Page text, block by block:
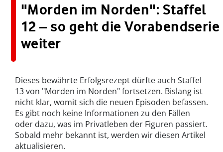
"Morden im Norden": Staffel
12 – so geht die Vorabendserie
weiter
Dieses bewährte Erfolgsrezept dürfte auch Staffel
13 von "Morden im Norden" fortsetzen. Bislang ist
nicht klar, womit sich die neuen Episoden befassen.
Es gibt noch keine Informationen zu den Fällen
oder dazu, was im Privatleben der Figuren passiert.
Sobald mehr bekannt ist, werden wir diesen Artikel
aktualisieren.